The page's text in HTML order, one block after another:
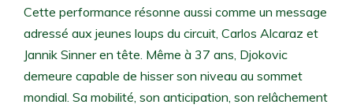
Cette performance résonne aussi comme un message
adressé aux jeunes loups du circuit, Carlos Alcaraz et
Jannik Sinner en tête. Même à 37 ans, Djokovic
demeure capable de hisser son niveau au sommet
mondial. Sa mobilité, son anticipation, son relâchement